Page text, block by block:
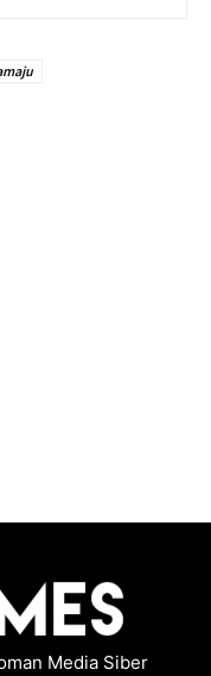
Media Siber